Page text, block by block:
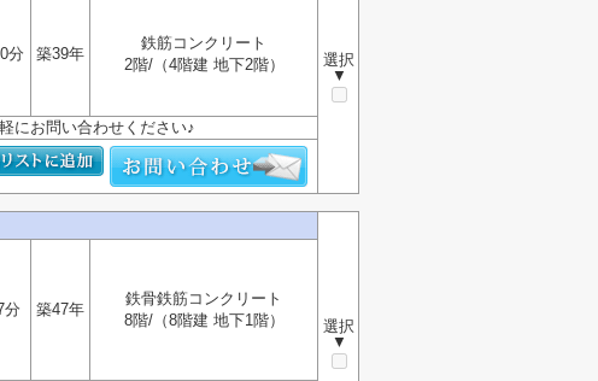
選択
▼
分 築39年
鉄筋コンクリート
2階/（4階建 地下2階）
にお問い合わせください♪
選択
▼
分 築47年
鉄骨鉄筋コンクリート
8階/（8階建 地下1階）